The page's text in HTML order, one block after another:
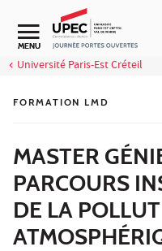
Aller au contenu
MENU
Université Paris-Est Créteil
FORMATION LMD
MASTER
PARCOURS
DE LA